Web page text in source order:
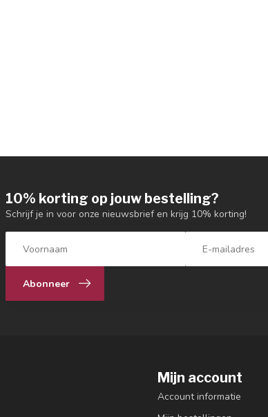
10% korting op jouw bestelling?
Schrijf je in voor onze nieuwsbrief en krijg 10% korting!
Abonneer
Mijn account
Account informatie